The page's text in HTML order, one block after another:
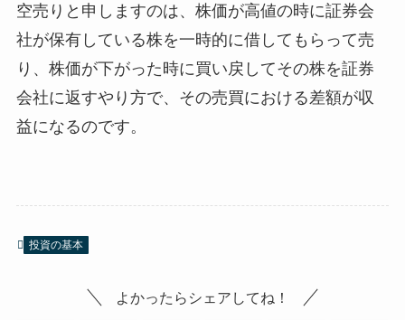
空売りと申しますのは、株価が高値の時に証券会
社が保有している株を一時的に借してもらって売
り、株価が下がった時に買い戻してその株を証券
会社に返すやり方で、その売買における差額が収
益になるのです。
投資の基本
よかったらシェアしてね！